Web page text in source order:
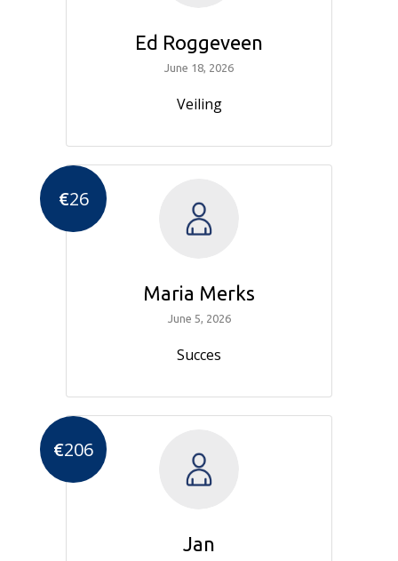
Ed Roggeveen
June 18, 2026
Veiling
€26
Maria Merks
June 5, 2026
Succes
€206
Jan